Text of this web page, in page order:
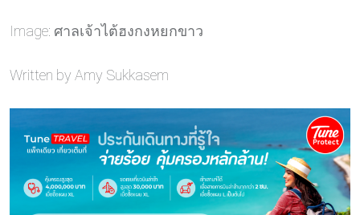
Image: ศาลเจ้าไต้ฮงกงหยกขาว
Written by Amy Sukkasem